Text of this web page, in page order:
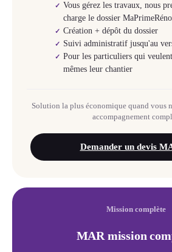
✓ Vous gérez les travaux, nous
charge le dossier
✓ Création + dépôt du dossier
✓ Suivi administratif jusqu'au
✓ Pour les particuliers qui
mêmes leur chantier
Solution la plus économique quand vous
accompagnement
Demander un devis
Mission complète
MAR mission